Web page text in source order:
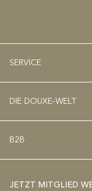
SERVICE
DIE DOUXE-WELT
B2B
JETZT MITGLIED